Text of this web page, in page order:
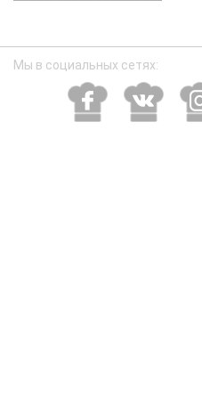
Мы в социальных сетях: